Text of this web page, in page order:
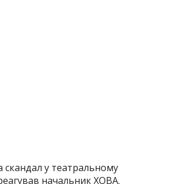
скандал у театральному
начальник ХОВА.